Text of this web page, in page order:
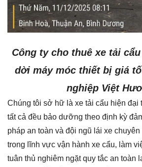
Công ty cho thuê xe tải
dời máy móc thiết bị giá
nghiệp Việt
Chúng tôi sở hữ là xe tải cẩu hiện đại
tất cả đều bảo dưỡng theo định kỳ
pháp an toàn và đội ngũ lái xe
trong lĩnh vực vận hành xe cẩu, làm
tuân thủ nghiêm ngặt quy tắc an toàn